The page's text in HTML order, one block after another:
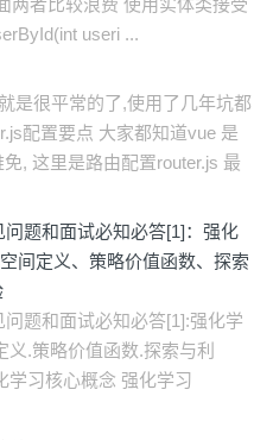
useri ...
是很平常的了,使用了几年坑都
配置要点 大家都知道vue 是
, 这里是路由配置router.js 最
题和面试必知必答[1]：强化
间定义、策略价值函数、探索
题和面试必知必答[1]:强化学
.策略价值函数.探索与利
学习核心概念 强化学习